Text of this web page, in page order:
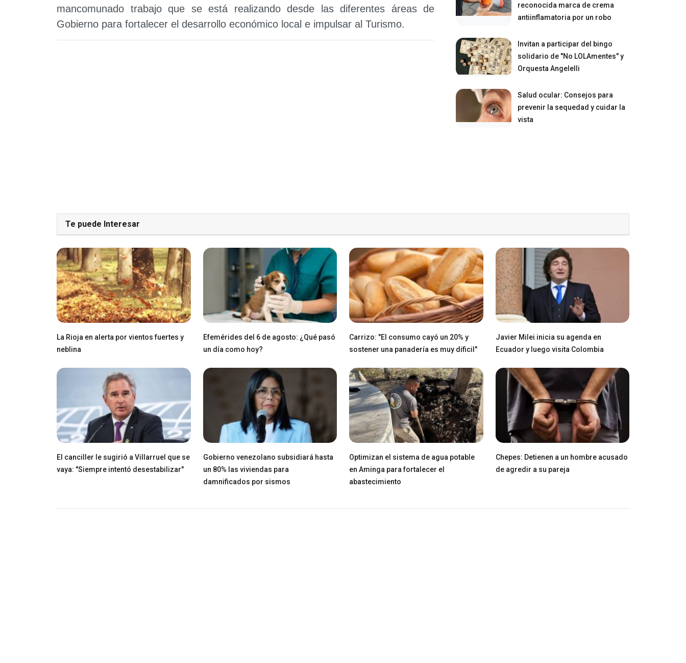
mancomunado trabajo que se está realizando desde las diferentes áreas de
Gobierno para fortalecer el desarrollo económico local e impulsar al Turismo.
reconocida marca de crema
antiinflamatoria por un robo
Invitan a participar del bingo
solidario de "No LOLAmentes" y
Orquesta Angelelli
Salud ocular: Consejos para
prevenir la sequedad y cuidar la
vista
Te puede Interesar
La Rioja en alerta por vientos fuertes y
neblina
Efemérides del 6 de agosto: ¿Qué pasó
un día como hoy?
Carrizo: "El consumo cayó un 20% y
sostener una panadería es muy dificil"
Javier Milei inicia su agenda en
Ecuador y luego visita Colombia
El canciller le sugirió a Villarruel que se
vaya: "Siempre intentó desestabilizar"
Gobierno venezolano subsidiará hasta
un 80% las viviendas para
damnificados por sismos
Optimizan el sistema de agua potable
en Aminga para fortalecer el
abastecimiento
Chepes: Detienen a un hombre acusado
de agredir a su pareja